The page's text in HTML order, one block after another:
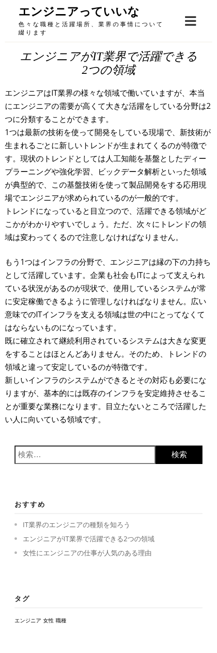
content
エンジニアっていいな
色々な職種と活躍場所、業界の事情について
綴ります
エンジニアがIT業界で活躍できる
2つの領域
エンジニアはIT業界の様々な領域で働いていますが、本当
にエンジニアの需要が高くて大きな活躍をしている分野は2
つに分類することができます。
1つは最新の技術を使って開発をしている現場で、新技術が
生まれるごとに新しいトレンドが生まれてくるのが特徴で
す。現状のトレンドとしては人工知能を基盤としたディー
プラーニングや強化学習、ビックデータ解析といった領域
が典型的で、この基盤技術を使って製品開発をする応用現
場でエンジニアが求められているのが一般的です。
トレンドになっていると目立つので、活躍できる領域がど
こかがわかりやすいでしょう。ただ、次々にトレンドの領
域は変わってくるので注意しなければなりません。
もう1つはインフラの分野で、エンジニアは縁の下の力持ち
として活躍しています。企業も社会もITによって支えられ
ている状況があるのが現状で、使用しているシステムが常
に安定稼働できるように管理しなければなりません。広い
意味でのITインフラを支える領域は世の中にとってなくて
はならないものになっています。
既に確立されて継続利用されているシステムは大きな変更
をすることはほとんどありません。そのため、トレンドの
領域と違って安定しているのが特徴です。
新しいインフラのシステムができるとその対応も必要にな
りますが、基本的には既存のインフラを安定維持させるこ
とが重要な業務になります。目立たないところで活躍した
い人に向いている領域です。
検
索:
おすすめ
IT業界のエンジニアの種類を知ろう
エンジニアがIT業界で活躍できる2つの領域
女性にエンジニアの仕事が人気のある理由
タグ
エンジニア 女性 職種